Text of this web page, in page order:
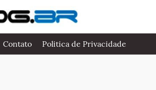
Contato Politica de Privacidade